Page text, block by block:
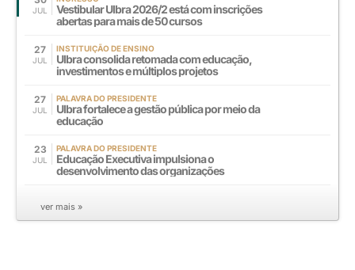
JUL
Vestibular Ulbra 2026/2 está com inscrições
abertas para mais de 50 cursos
27
JUL
INSTITUIÇÃO DE ENSINO
Ulbra consolida retomada com educação,
investimentos e múltiplos projetos
27
JUL
PALAVRA DO PRESIDENTE
Ulbra fortalece a gestão pública por meio da
educação
23
JUL
PALAVRA DO PRESIDENTE
Educação Executiva impulsiona o
desenvolvimento das organizações
ver mais »